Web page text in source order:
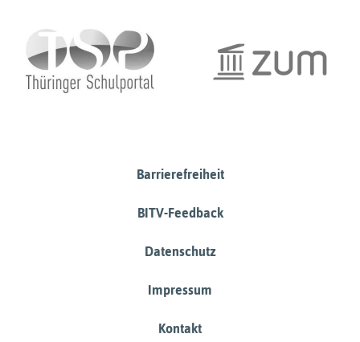
Barrierefreiheit
BITV-Feedback
Datenschutz
Impressum
Kontakt